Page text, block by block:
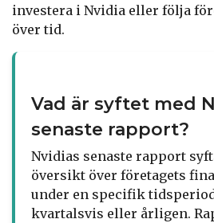
investera i Nvidia eller följa
över tid.
Vad är syftet med
senaste rapport?
Nvidias senaste rapport
översikt över företagets
under en specifik
kvartalsvis eller årligen.